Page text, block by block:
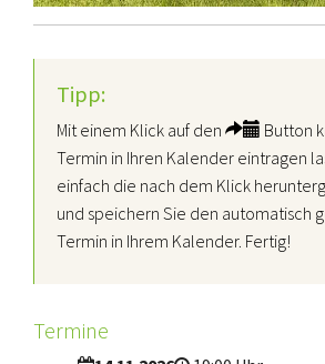
Tipp:
Mit einem Klick auf den
Button
Termin in Ihren Kalender eintragen
einfach die nach dem Klick
und speichern Sie den automatisch
Termin in Ihrem Kalender. Fertig!
Termine